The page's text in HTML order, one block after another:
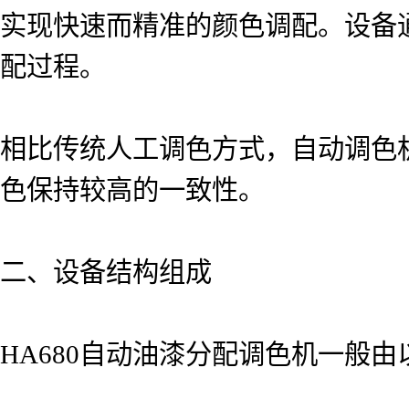
实现快速而精准的颜色调配。设
配过程。
相比传统人工调色方式，自动调
色保持较高的一致性。
二、设备结构组成
HA680自动油漆分配调色机一般